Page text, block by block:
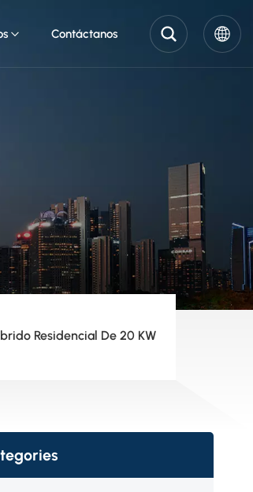
Contáctanos
Residencial De 20 KW